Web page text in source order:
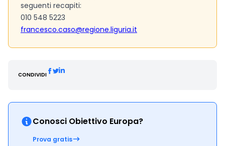
seguenti recapiti:
010 548 5223
francesco.caso@regione.liguria.it
CONDIVIDI
Conosci Obiettivo Europa?
Prova gratis